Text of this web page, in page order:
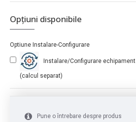
Opțiuni disponibile
Optiune Instalare-Configurare
Instalare/Configurare echipament
(calcul separat)
Pune o întrebare despre produs